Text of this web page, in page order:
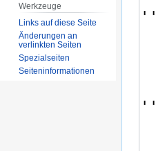
Werkzeuge
Links auf diese Seite
Änderungen an
verlinkten Seiten
Spezialseiten
Seiten­informationen